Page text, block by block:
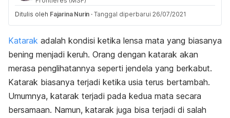
Ditulis oleh Fajarina Nurin · Tanggal diperbarui 26/07/2021
Katarak adalah kondisi ketika lensa mata yang biasanya
bening menjadi keruh. Orang dengan katarak akan
merasa penglihatannya seperti jendela yang berkabut.
Katarak biasanya terjadi ketika usia terus bertambah.
Umumnya, katarak terjadi pada kedua mata secara
bersamaan. Namun, katarak juga bisa terjadi di salah